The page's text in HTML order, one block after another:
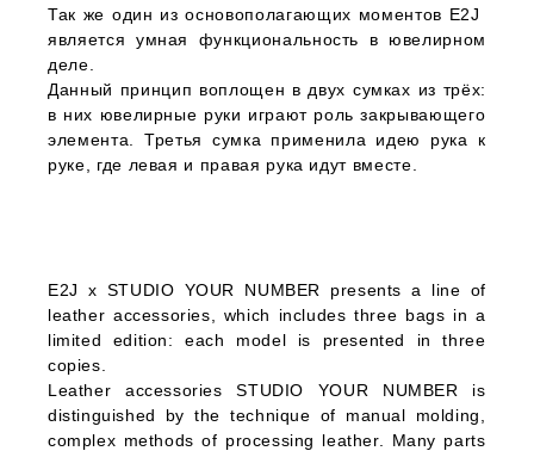
Так же один из основополагающих моментов E2J
является умная функциональность в ювелирном
деле.
Данный принцип воплощен в двух сумках из трёх:
в них ювелирные руки играют роль закрывающего
элемента. Третья сумка применила идею рука к
руке, где левая и правая рука идут вместе.
E2J x STUDIO YOUR NUMBER presents a line of
leather accessories, which includes three bags in a
limited edition: each model is presented in three
copies.
Leather accessories STUDIO YOUR NUMBER is
distinguished by the technique of manual molding,
complex methods of processing leather. Many parts